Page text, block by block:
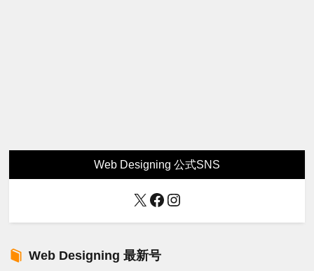
Web Designing 公式SNS
X Facebook
Instagram
Web Designing 最新号